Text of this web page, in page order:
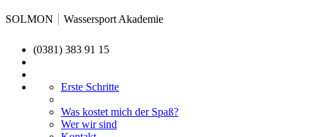
SOLMON Wassersport Akademie
(0381) 383 91 15
Erste Schritte
Was kostet mich der Spaß?
Wer wir sind